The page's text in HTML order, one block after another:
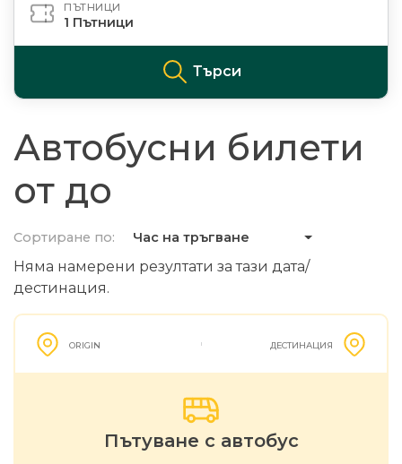
ПЪТНИЦИ
1 Пътници
Търси
Автобусни билети
от до
Сортиране по: Час на тръгване
Няма намерени резултати за тази дата/
дестинация.
ORIGIN ДЕСТИНАЦИЯ
Пътуване с автобус